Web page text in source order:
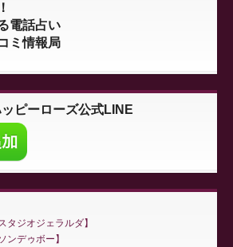
電話占い
ミ情報局
ピーローズ公式LINE
タジオジェラルダ
ンデゥボー